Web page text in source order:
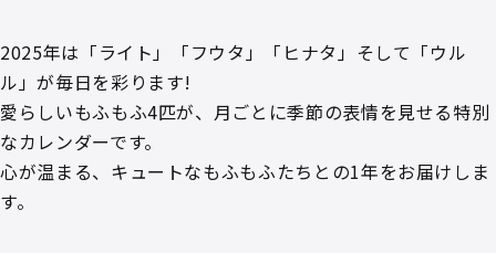
2025年は「ライト」「フウタ」「ヒナタ」そして「ウル
ル」が毎日を彩ります!
愛らしいもふもふ4匹が、月ごとに季節の表情を見せる特別
なカレンダーです。
心が温まる、キュートなもふもふたちとの1年をお届けしま
す。